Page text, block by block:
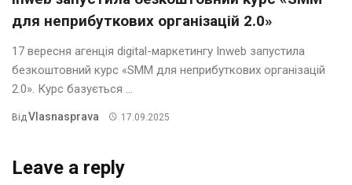
для неприбуткових організацій 2.0»
17 вересня агенція digital-маркетингу Inweb запустила
безкоштовний курс «SMM для неприбуткових організацій
2.0». Курс базується ...
Від Vlasnasprava 17.09.2025
Leave a reply